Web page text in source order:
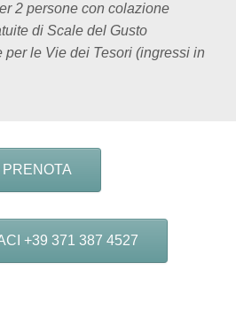
2 persone con colazione
di Scale del Gusto
per le Vie dei Tesori (ingressi in
PRENOTA
+39 371 387 4527